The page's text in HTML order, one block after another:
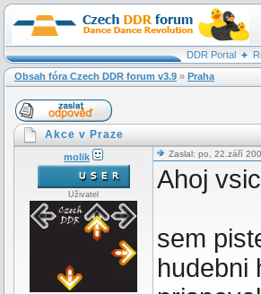
DDR Portal
Obsah fóra Czech DDR forum v3.9 » Praha
Akce v Praze
molik
Uživatel
Zaslal: po, 22.září
Ahoj
sem
hudebni